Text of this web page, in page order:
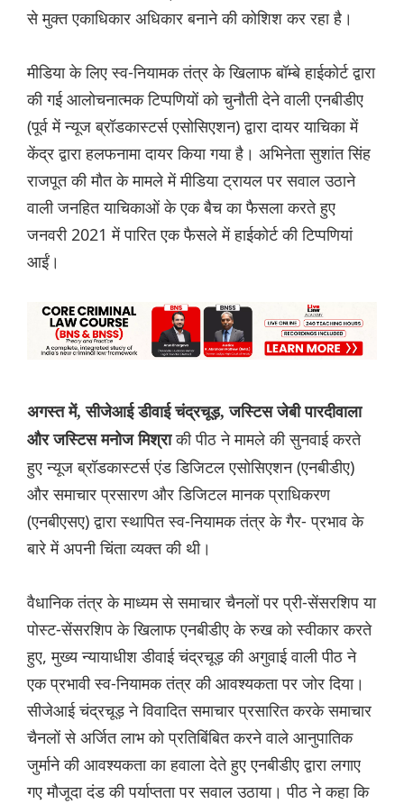
से मुक्त एकाधिकार अधिकार बनाने की कोशिश कर रहा है।
मीडिया के लिए स्व-नियामक तंत्र के खिलाफ बॉम्बे हाईकोर्ट द्वारा
की गई आलोचनात्मक टिप्पणियों को चुनौती देने वाली एनबीडीए
(पूर्व में न्यूज ब्रॉडकास्टर्स एसोसिएशन) द्वारा दायर याचिका में
केंद्र द्वारा हलफनामा दायर किया गया है। अभिनेता सुशांत सिंह
राजपूत की मौत के मामले में मीडिया ट्रायल पर सवाल उठाने
वाली जनहित याचिकाओं के एक बैच का फैसला करते हुए
जनवरी 2021 में पारित एक फैसले में हाईकोर्ट की टिप्पणियां
आईं।
अगस्त में, सीजेआई डीवाई चंद्रचूड़, जस्टिस जेबी पारदीवाला
और जस्टिस मनोज मिश्राकी पीठ ने मामले की सुनवाई करते
हुए न्यूज ब्रॉडकास्टर्स एंड डिजिटल एसोसिएशन (एनबीडीए)
और समाचार प्रसारण और डिजिटल मानक प्राधिकरण
(एनबीएसए) द्वारा स्थापित स्व-नियामक तंत्र के गैर- प्रभाव के
बारे में अपनी चिंता व्यक्त की थी।
वैधानिक तंत्र के माध्यम से समाचार चैनलों पर प्री-सेंसरशिप या
पोस्ट-सेंसरशिप के खिलाफ एनबीडीए के रुख को स्वीकार करते
हुए, मुख्य न्यायाधीश डीवाई चंद्रचूड़ की अगुवाई वाली पीठ ने
एक प्रभावी स्व-नियामक तंत्र की आवश्यकता पर जोर दिया।
सीजेआई चंद्रचूड़ ने विवादित समाचार प्रसारित करके समाचार
चैनलों से अर्जित लाभ को प्रतिबिंबित करने वाले आनुपातिक
जुर्माने की आवश्यकता का हवाला देते हुए एनबीडीए द्वारा लगाए
गए मौजूदा दंड की पर्याप्तता पर सवाल उठाया। पीठ ने कहा कि